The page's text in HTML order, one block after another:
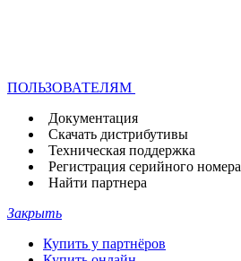
ПОЛЬЗОВАТЕЛЯМ
Документация
Скачать дистрибутивы
Техническая поддержка
Регистрация серийного номера
Найти партнера
Закрыть
Купить у партнёров